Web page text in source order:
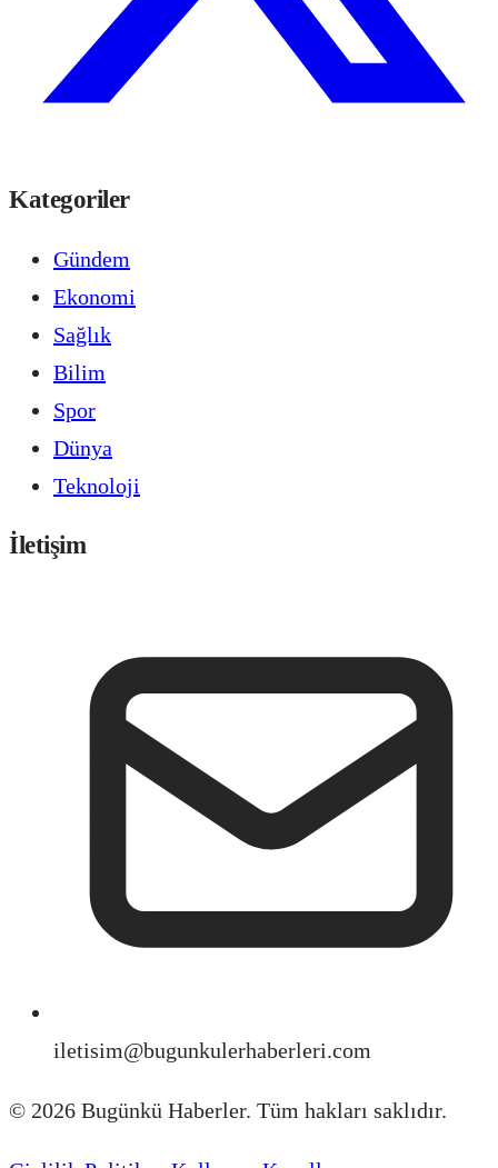
Kategoriler
Gündem
Ekonomi
Sağlık
Bilim
Spor
Dünya
Teknoloji
İletişim
iletisim@bugunkulerhaberleri.com
© 2026 Bugünkü Haberler. Tüm hakları saklıdır.